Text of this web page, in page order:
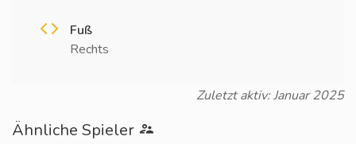
Fuß
Rechts
Zuletzt aktiv: Januar 2025
Ähnliche Spieler